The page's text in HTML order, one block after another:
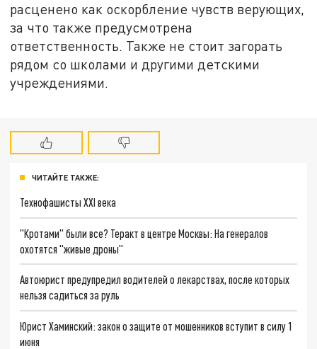
расценено как оскорбление чувств верующих,
за что также предусмотрена
ответственность. Также не стоит загорать
рядом со школами и другими детскими
учреждениями.
ЧИТАЙТЕ ТАКЖЕ:
Технофашисты XXI века
"Кротами" были все? Теракт в центре Москвы: На генералов
охотятся "живые дроны"
Автоюрист предупредил водителей о лекарствах, после которых
нельзя садиться за руль
Юрист Хаминский: закон о защите от мошенников вступит в силу 1
июня